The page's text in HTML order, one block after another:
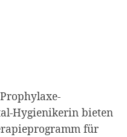
Hygienikerin bieten
für